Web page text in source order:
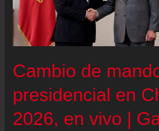
Cambio de
presidencial en
2026, en vivo |